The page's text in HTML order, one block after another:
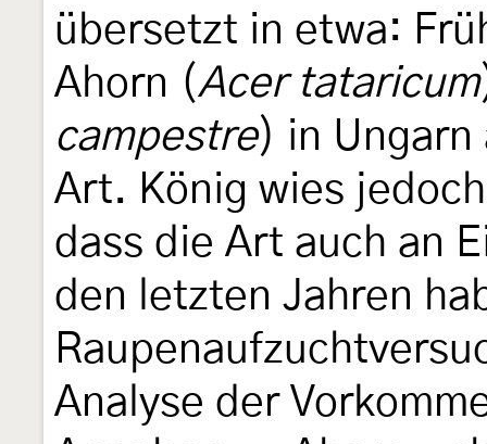
übersetzt in etwa:
Ahorn (Acer tataricum
campestre) in Ungarn
Art. König wies
dass die Art auch an
den letzten Jahren
Analyse der